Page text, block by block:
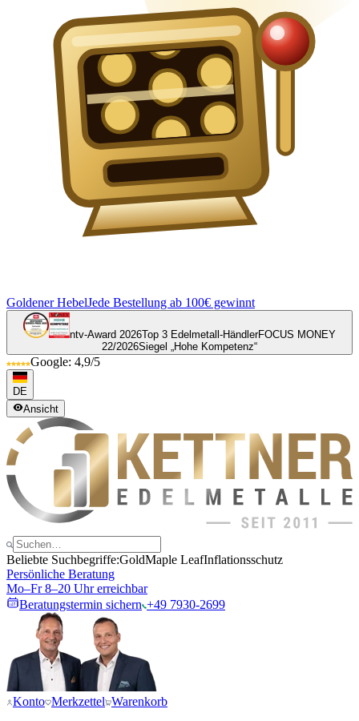
Goldener HebelJede Bestellung ab 100€ gewinnt
ntv-Award 2026Top 3 Edelmetall-HändlerFOCUS MONEY
22/2026Siegel „Hohe Kompetenz“
Google: 4,9/5
DE
Ansicht
Beliebte Suchbegriffe:GoldMaple LeafInflationsschutz
Persönliche Beratung
Mo–Fr 8–20 Uhr erreichbar
Beratungstermin sichern +49 7930-2699
Konto Merkzettel Warenkorb